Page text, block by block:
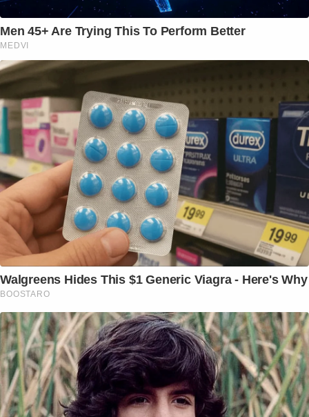
Men 45+ Are Trying This To Perform Better
MEDVI
Walgreens Hides This $1 Generic Viagra - Here's Why
BOOSTARO